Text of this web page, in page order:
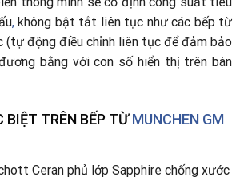
,không bật tắt liên tục như các bếp từ
(tự động điều chỉnh liên tục để đảm bảo
bằng với con số hiển thị trên bàn
BIỆT TRÊN BẾP TỪMUNCHEN GM
Ceran phủ lớp Sapphire chống xước